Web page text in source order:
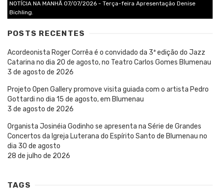
NOTÍCIA NA MANHÃ 07/07/2026 - Terça-feira Apresentação Denise
Bichling.
POSTS RECENTES
Acordeonista Roger Corrêa é o convidado da 3ª edição do Jazz
Catarina no dia 20 de agosto, no Teatro Carlos Gomes Blumenau
3 de agosto de 2026
Projeto Open Gallery promove visita guiada com o artista Pedro
Gottardi no dia 15 de agosto, em Blumenau
3 de agosto de 2026
Organista Josinéia Godinho se apresenta na Série de Grandes
Concertos da Igreja Luterana do Espírito Santo de Blumenau no
dia 30 de agosto
28 de julho de 2026
TAGS